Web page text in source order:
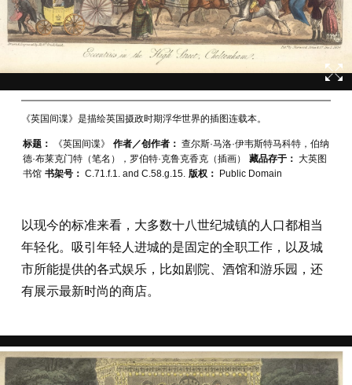
《英国间谍》是描绘英国摄政时期浮华世界的插图连载本。
标题： 《英国间谍》 作者／创作者： 查尔斯·马洛·伊韦斯特马科特，伯纳
德·布莱克门特（笔名），罗伯特·克鲁克香克（插画）
藏品存于： 大英图
书馆 书架号： C.71.f.1. and C.58.g.15. 版权： Public Domain
以现今的标准来看，大多数十八世纪城镇的人口都相当
年轻化。吸引年轻人进城的是固定的全职工作，以及城
市所能提供的各式娱乐，比如剧院、酒馆和游乐园，还
有展示最新时尚的商店。